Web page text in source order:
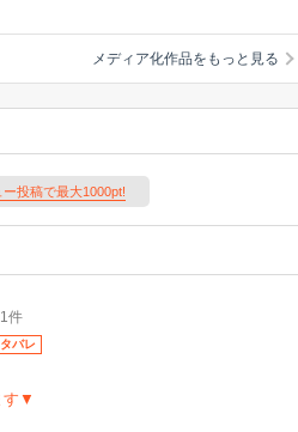
メディア化作品をもっと見る
ー投稿で最大1000pt!
件
バレ
す▼